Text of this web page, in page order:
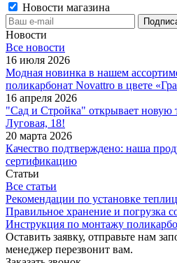
Новости магазина
Новости
Все новости
16 июля 2026
Модная новинка в нашем
поликарбонат Novattro в цвете
16 апреля 2026
"Сад и Стройка" открывает новую
Луговая, 18!
20 марта 2026
Качество подтверждено: наша
сертификацию
Статьи
Все статьи
Рекомендации по установке
Правильное хранение и погрузка
Инструкция по монтажу
Оставить заявку, отправьте нам
менеджер перезвонит вам.